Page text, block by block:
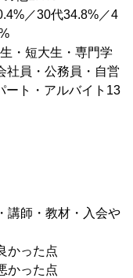
／30代34.8%／4
・短大生・専門学
社員・公務員・自営
ート・アルバイト13
講師・教材・入会や
かった点
かった点